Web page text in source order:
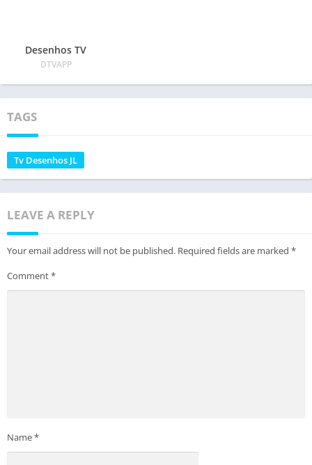
Desenhos TV
DTVAPP
TAGS
Tv Desenhos JL
LEAVE A REPLY
Your email address will not be published. Required fields are marked *
Comment*
Name*